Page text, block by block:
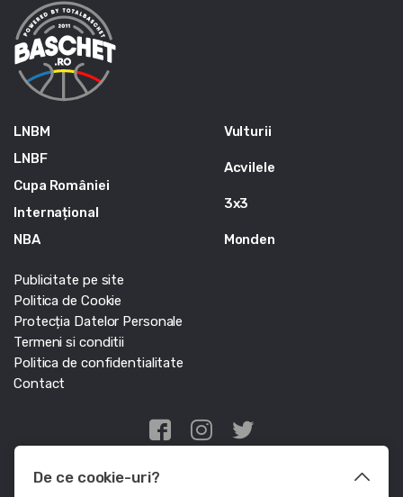
LNBM
LNBF
Cupa României
Internațional
NBA
Vulturii
Acvilele
3x3
Monden
Publicitate pe site
Politica de Cookie
Protecția Datelor Personale
Termeni si conditii
Politica de confidentialitate
Contact
Edris Digital Agency
De ce cookie-uri?